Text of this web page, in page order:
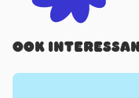
Ook